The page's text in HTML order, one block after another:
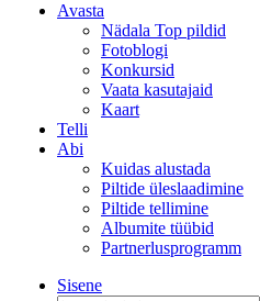
Avasta
Nädala Top pildid
Fotoblogi
Konkursid
Vaata kasutajaid
Kaart
Telli
Abi
Kuidas alustada
Piltide üleslaadimine
Piltide tellimine
Albumite tüübid
Partnerlusprogramm
Sisene